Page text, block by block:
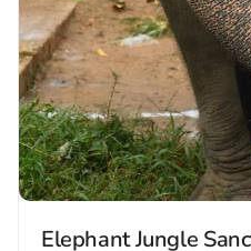
Elephant Jungle